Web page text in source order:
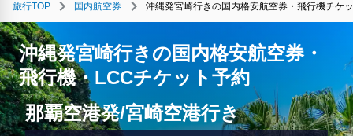
旅行TOP 国内航空券 沖縄発宮崎行きの国内格安航空券・飛行機チケ
沖縄発宮崎行きの国内格安航空券・
飛行機・LCCチケット予約
那覇空港発/宮崎空港行き